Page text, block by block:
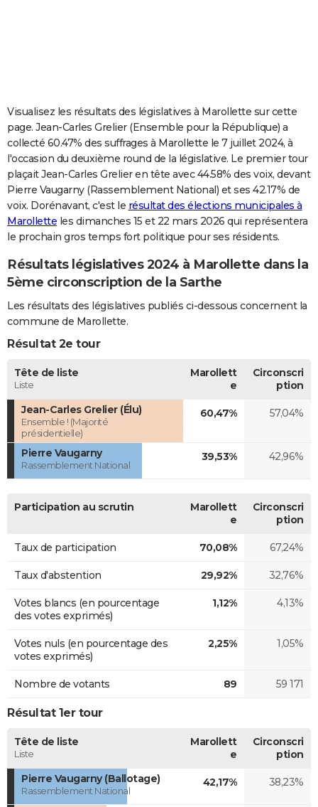
Carte de Noël
Carte Bonne année
Carte Saint-Valentin
Carte Pâques
Carte d'anniversaire
DICTIONNAIRE
Dictionnaire
Biographies
Citations
Expressions
Proverbes
PROGRAMME TV
COPAINS D'AVANT
S'inscrire
Se connecter
Lycées
Collèges
Primaires
Universités
Entreprises
Service militaire
Avis de recherche
AVIS DE DÉCÈS
Visualisez les résultats des législatives à Marollette sur cette
page. Jean-Carles Grelier (Ensemble pour la République) a
collecté 60.47% des suffrages à Marollette le 7 juillet 2024, à
l'occasion du deuxième round de la législative. Le premier tour
plaçait Jean-Carles Grelier en tête avec 44.58% des voix, devant
Pierre Vaugarny (Rassemblement National) et ses 42.17% de
voix. Dorénavant, c'est le résultat des élections municipales à
Marollette les dimanches 15 et 22 mars 2026 qui représentera
le prochain gros temps fort politique pour ses résidents.
Résultats législatives 2024 à Marollette dans la
5ème circonscription de la Sarthe
Les résultats des législatives publiés ci-dessous concernent la
commune de Marollette.
Résultat 2e tour
Tête de liste
Liste
Marollett
e
Circonscri
ption
Jean-Carles Grelier (Élu)
Ensemble ! (Majorité
présidentielle)
60,47% 57,04%
Pierre Vaugarny
Rassemblement National
39,53% 42,96%
Participation au scrutin
Marollett
e
Circonscri
ption
Taux de participation 70,08% 67,24%
Taux d'abstention 29,92% 32,76%
Votes blancs (en pourcentage
des votes exprimés)
1,12% 4,13%
Votes nuls (en pourcentage des
votes exprimés)
2,25% 1,05%
Nombre de votants 89 59 171
Résultat 1er tour
Tête de liste
Liste
Marollett
e
Circonscri
ption
Pierre Vaugarny (Ballotage)
Rassemblement National
42,17% 38,23%